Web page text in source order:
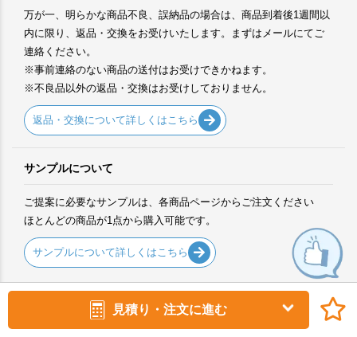
見積り・注文に進む
万が一、明らかな商品不良、誤納品の場合は、商品到着後1週間以
内に限り、返品・交換をお受けいたします。まずはメールにてご
連絡ください。
※事前連絡のない商品の送付はお受けできかねます。
※不良品以外の返品・交換はお受けしておりません。
返品・交換について詳しくはこちら
サンプルについて
ご提案に必要なサンプルは、各商品ページからご注文ください
ほとんどの商品が1点から購入可能です。
サンプルについて詳しくはこちら